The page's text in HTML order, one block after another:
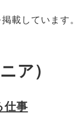
載しています。
ア）
仕事